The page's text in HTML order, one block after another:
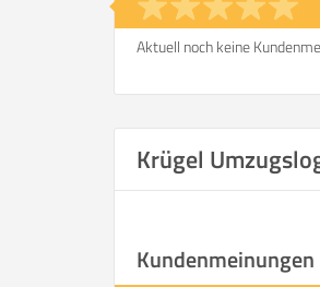
Aktuell noch keine
Krügel
Kundenmeinungen